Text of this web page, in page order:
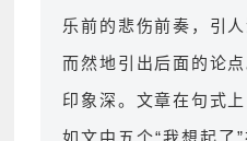
乐前的悲伤前奏，引
而然地引出后面的论
印象深。文章在句式